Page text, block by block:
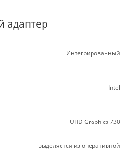
адаптер
Интегрированный
Intel
UHD Graphics 730
выделяется из оперативной